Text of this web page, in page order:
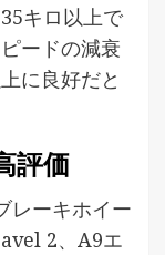
キロ以上で
ードの減衰
に良好だと
評価
レーキホイー
2、A9エ